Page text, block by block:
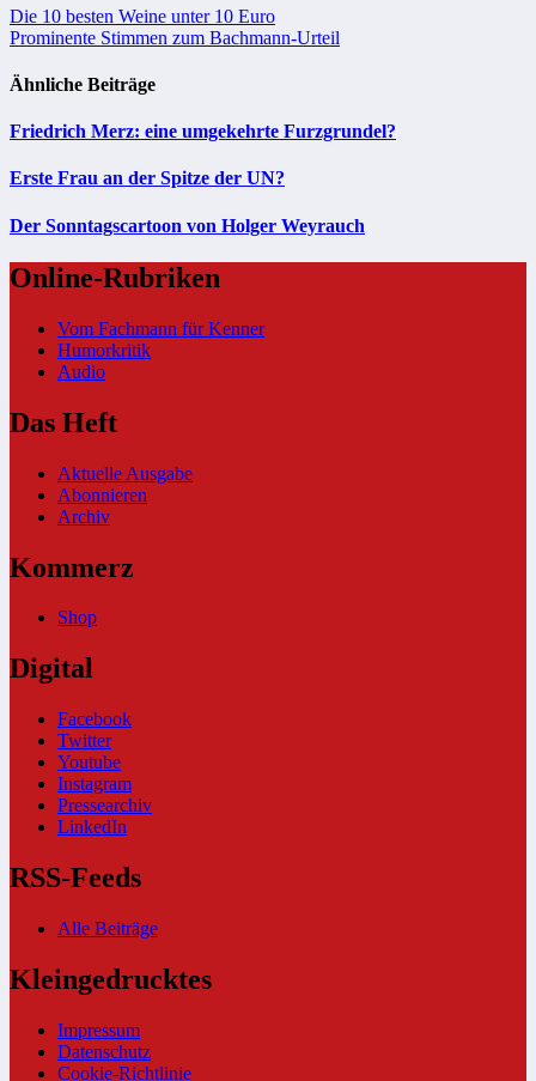
Beitragsnavigation
Die 10 besten Weine unter 10 Euro
Prominente Stimmen zum Bachmann-Urteil
Ähnliche Beiträge
Friedrich Merz: eine umgekehrte Furzgrundel?
Erste Frau an der Spitze der UN?
Der Sonntagscartoon von Holger Weyrauch
Online-Rubriken
Vom Fachmann für Kenner
Humorkritik
Audio
Das Heft
Aktuelle Ausgabe
Abonnieren
Archiv
Kommerz
Shop
Digital
Facebook
Twitter
Youtube
Instagram
Pressearchiv
LinkedIn
RSS-Feeds
Alle Beiträge
Kleingedrucktes
Impressum
Datenschutz
Cookie-Richtlinie